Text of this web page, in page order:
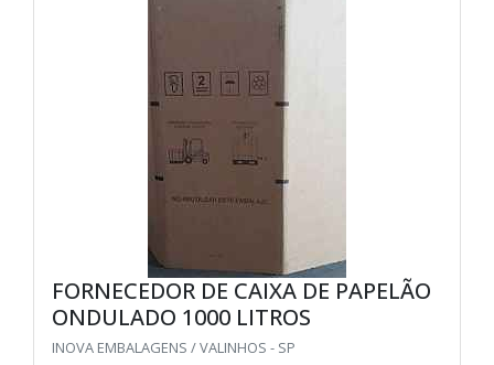
FORNECEDOR DE CAIXA DE PAPELÃO
ONDULADO 1000 LITROS
INOVA EMBALAGENS / VALINHOS - SP